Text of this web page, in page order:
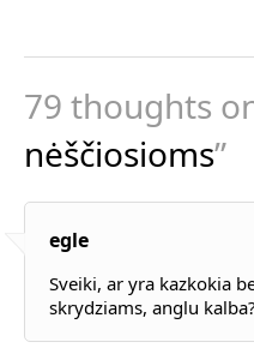
79 thoughts
nėščiosioms”
egle
Sveiki, ar yra kazkokia
skrydziams, anglu kalba?